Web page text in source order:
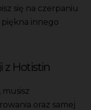
się na czerpaniu
innego
z Hotistin
oraz samej